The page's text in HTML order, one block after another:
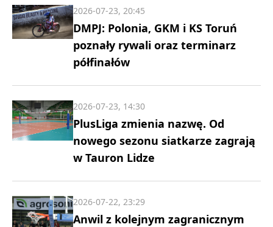
DMPJ: Polonia, GKM i KS Toruń
poznały rywali oraz terminarz
półfinałów
2026-07-23, 20:45
PlusLiga zmienia nazwę. Od
nowego sezonu siatkarze zagrają
w Tauron Lidze
2026-07-23, 14:30
Anwil z kolejnym zagranicznym
2026-07-22, 23:29